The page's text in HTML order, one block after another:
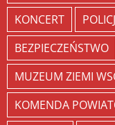
KONCERT
BEZPIECZEŃSTWO
MUZEUM ZIEMI
KOMENDA